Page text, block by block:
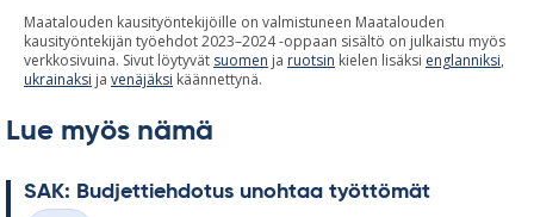
Maatalouden kausityöntekijöille on valmistuneen Maatalouden
kausityöntekijän työehdot 2023–2024 -oppaan sisältö on julkaistu myös
verkkosivuina. Sivut löytyvät suomen ja ruotsin kielen lisäksi englanniksi,
ukrainaksi ja venäjäksi käännettynä.
Lue myös nämä
SAK: Bud­jet­tieh­do­tus unoh­taa työt­tö­mät